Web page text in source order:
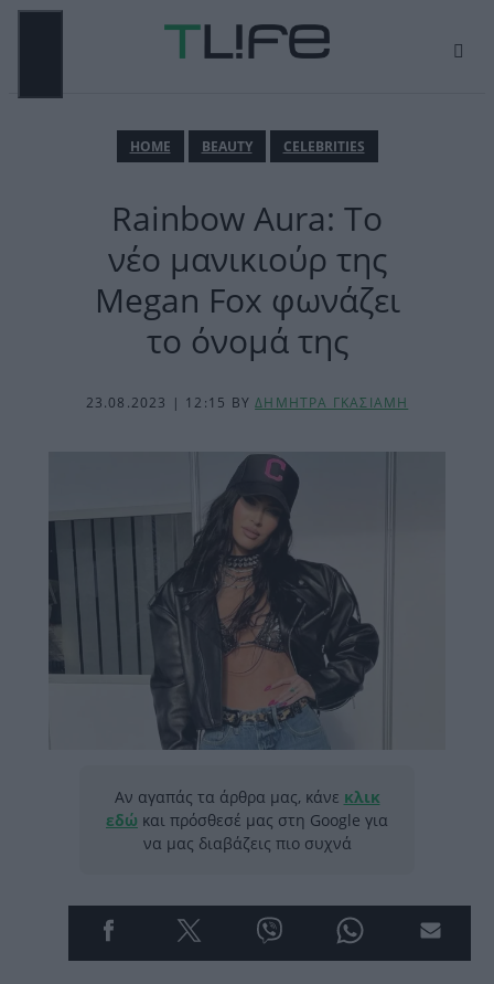
Μετάβαση
ΗΟΜΕ BEAUTY CELEBRITIES
Rainbow Aura: Το
νέο μανικιούρ της
Megan Fox φωνάζει
το όνομά της
23.08.2023 | 12:15 BYΔΗΜΗΤΡΑ ΓΚΑΣΙΑΜΗ
Αν αγαπάς τα άρθρα μας, κάνε κλικ
εδώ και πρόσθεσέ μας στη Google για
να μας διαβάζεις πιο συχνά